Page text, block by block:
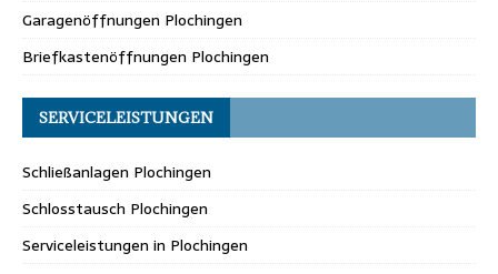
Garagenöffnungen Plochingen
Briefkastenöffnungen Plochingen
SERVICELEISTUNGEN
Schließanlagen Plochingen
Schlosstausch Plochingen
Serviceleistungen in Plochingen